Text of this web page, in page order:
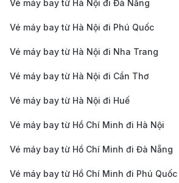
Sử dụng công cụ so sánh giá vé:
sánh giá của 190 Booking, bạn
được chuyến bay với mức giá tốt
Kinh nghiệm du lịch Nha
Thành Phố biển đẹp
Vé máy bay từ Hà Nội đi Đà Nẵng
Vé máy bay từ Hà Nội đi Phú Quốc
Vé máy bay từ Hà Nội đi Nha Trang
Vé máy bay từ Hà Nội đi Cần Thơ
Vé máy bay từ Hà Nội đi Huế
Vé máy bay từ Hồ Chí Minh đi Hà Nội
Vé máy bay từ Hồ Chí Minh đi Đà Nẵng
Vé máy bay từ Hồ Chí Minh đi Phú Quốc